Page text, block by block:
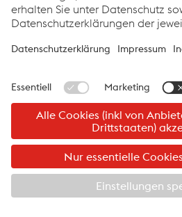
Logistik Service GmbH